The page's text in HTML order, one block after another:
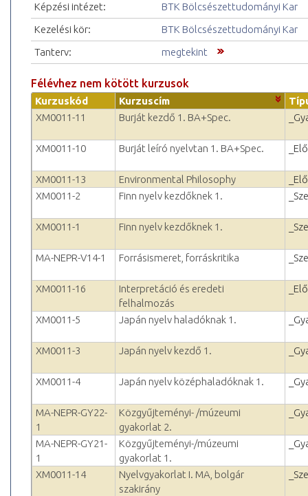
Képzési intézet:
BTK Bölcsészettudományi Kar
Kezelési kör:
BTK Bölcsészettudományi Kar
Tanterv:
megtekint
Félévhez nem kötött kurzusok
Kurzuskód Kurzuscím
XM0011-11
Burját kezdő 1. BA+Spec.
XM0011-10 Burját leíró nyelvtan 1. BA+Spec.
XM0011-13 Environmental Philosophy
XM0011-2
Finn nyelv kezdőknek 1.
XM0011-1 Finn nyelv kezdőknek 1.
MA-NEPR-V14-1 Forrásismeret, forráskritika
XM0011-16
Interpretáció és eredeti
felhalmozás
XM0011-5 Japán nyelv haladóknak 1.
XM0011-3 Japán nyelv kezdő 1.
XM0011-4 Japán nyelv középhaladóknak 1.
MA-NEPR-GY22-
1
Közgyűjteményi- /múzeumi
gyakorlat 2.
MA-NEPR-GY21-
1
Közgyűjteményi-/múzeumi
gyakorlat 1.
XM0011-14
Nyelvgyakorlat I. MA, bolgár
szakirány